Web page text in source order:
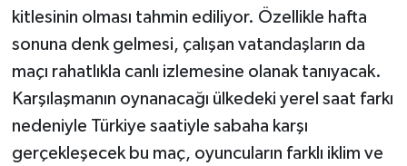
kitlesinin olması tahmin ediliyor. Özellikle hafta
sonuna denk gelmesi, çalışan vatandaşların da
maçı rahatlıkla canlı izlemesine olanak tanıyacak.
Karşılaşmanın oynanacağı ülkedeki yerel saat farkı
nedeniyle Türkiye saatiyle sabaha karşı
gerçekleşecek bu maç, oyuncuların farklı iklim ve